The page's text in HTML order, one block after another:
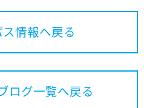
情報へ戻る
ログ一覧へ戻る